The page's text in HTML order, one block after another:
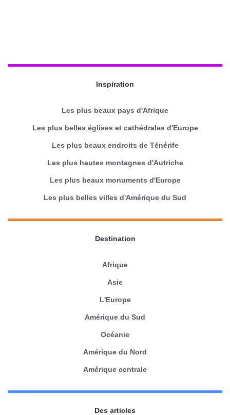
Inspiration
Les plus beaux pays d'Afrique
Les plus belles églises et cathédrales d'Europe
Les plus beaux endroits de Ténérife
Les plus hautes montagnes d'Autriche
Les plus beaux monuments d'Europe
Les plus belles villes d'Amérique du Sud
Destination
Afrique
Asie
L'Europe
Amérique du Sud
Océanie
Amérique du Nord
Amérique centrale
Des articles